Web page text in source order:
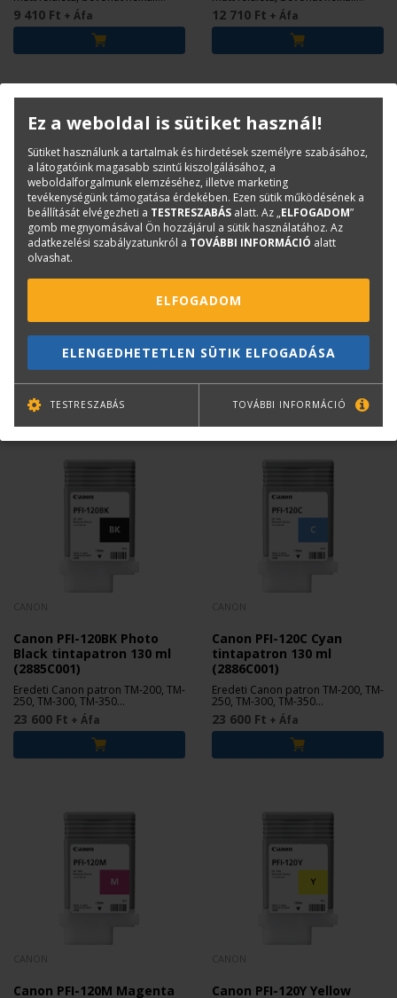
tekercs papír.
9 410 Ft + Áfa tekercs papír.
12 710 Ft + Áfa
HP No. 739 Nyomtatófej
HP nyomtatófej készlet DesignJet
T850, T950 plotterekhez.
141 700 Ft+ Áfa
Canon PFI-120MBK Matte
Black tintapatron 130 ml
Eredeti Canon patron TM-200, TM-
250, TM-300, TM-350
nyomtatókhoz.
23 600 Ft+ Áfa
Canon PFI-120BK Photo
Black tintapatron 130 ml
(2885C001)
Eredeti Canon patron TM-200, TM-
250, TM-300, TM-350
nyomtatókhoz.
23 600 Ft + Áfa
Canon PFI-120C Cyan
tintapatron 130 ml
(2886C001)
Eredeti Canon patron TM-200, TM-
250, TM-300, TM-350
nyomtatókhoz.
23 600 Ft + Áfa
Canon PFI-120M Magenta
Canon PFI-120Y Yellow
Ez a weboldal is sütiket használ!
Sütiket használunk a tartalmak és hirdetések személyre szabásához,
a látogatóink magasabb szintű kiszolgálásához, a
weboldalforgalmunk elemzéséhez, illetve marketing
tevékenységünk támogatása érdekében. Ezen sütik működésének a
beállítását elvégezheti a TESTRESZABÁS alatt. Az „ELFOGADOM”
gomb megnyomásával Ön hozzájárul a sütik használatához. Az
adatkezelési szabályzatunkról a TOVÁBBI INFORMÁCIÓ alatt
olvashat.
ELFOGADOM
ELENGEDHETETLEN SÜTIK ELFOGADÁSA
TESTRESZABÁS TOVÁBBI INFORMÁCIÓ